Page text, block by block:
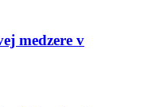
medzere v